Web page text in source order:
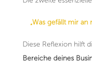
„Was gefällt mir
Diese Reflexion hilft
Bereiche deines